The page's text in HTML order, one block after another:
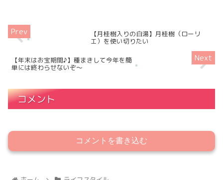
【月桂樹入りの白湯】月桂樹（ローリ
エ）を使い切りたい
【年末はお宝期間♪】種まきして今年を簡
単には終わらせないぞ～
コメント
コメントを書き込む